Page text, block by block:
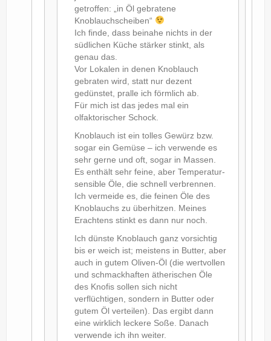
getroffen: „in Öl gebratene
Knoblauchscheiben“
Ich finde, dass beinahe nichts in der
südlichen Küche stärker stinkt, als
genau das.
Vor Lokalen in denen Knoblauch
gebraten wird, statt nur dezent
gedünstet, pralle ich förmlich ab.
Für mich ist das jedes mal ein
olfaktorischer Schock.
Knoblauch ist ein tolles Gewürz bzw.
sogar ein Gemüse – ich verwende es
sehr gerne und oft, sogar in Massen.
Es enthält sehr feine, aber Temperatur-
sensible Öle, die schnell verbrennen.
Ich vermeide es, die feinen Öle des
Knoblauchs zu überhitzen. Meines
Erachtens stinkt es dann nur noch.
Ich dünste Knoblauch ganz vorsichtig
bis er weich ist; meistens in Butter, aber
auch in gutem Oliven-Öl (die wertvollen
und schmackhaften ätherischen Öle
des Knofis sollen sich nicht
verflüchtigen, sondern in Butter oder
gutem Öl verteilen). Das ergibt dann
eine wirklich leckere Soße. Danach
verwende ich ihn weiter.